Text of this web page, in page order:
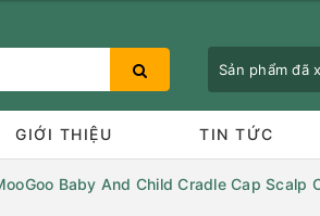
Sản phẩm đã
GIỚI THIỆU TIN TỨC
Baby And Child Cradle Cap Scalp